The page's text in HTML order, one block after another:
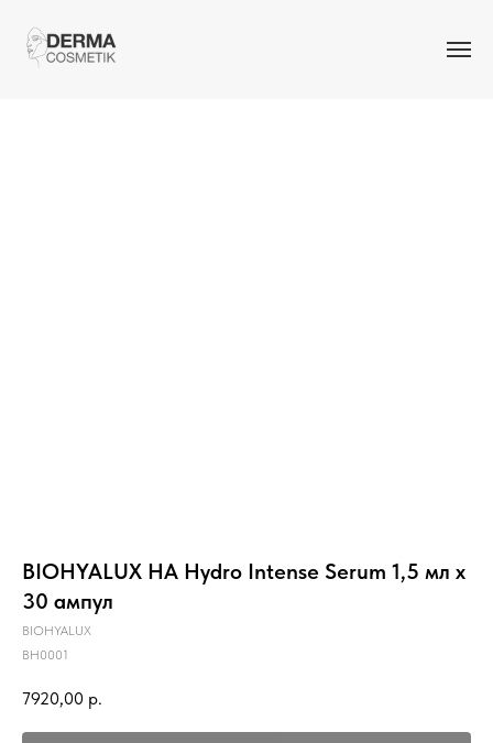
BIOHYALUX НА Hydro Intense Serum 1,5 мл х
30 ампул
BIOHYALUX
BH0001
7920,00 р.